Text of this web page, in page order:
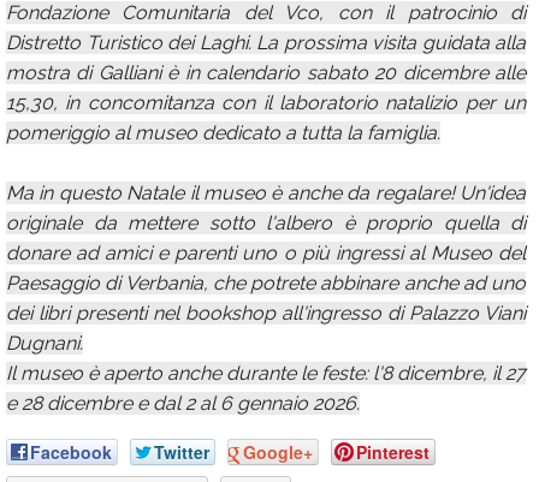
Fondazione Comunitaria del Vco, con il patrocinio di
Distretto Turistico dei Laghi. La prossima visita guidata alla
mostra di Galliani è in calendario sabato 20 dicembre alle
15,30, in concomitanza con il laboratorio natalizio per un
pomeriggio al museo dedicato a tutta la famiglia.
Ma in questo Natale il museo è anche da regalare! Un'idea
originale da mettere sotto l'albero è proprio quella di
donare ad amici e parenti uno o più ingressi al Museo del
Paesaggio di Verbania, che potrete abbinare anche ad uno
dei libri presenti nel bookshop all'ingresso di Palazzo Viani
Dugnani.
Il museo è aperto anche durante le feste: l'8 dicembre, il 27
e 28 dicembre e dal 2 al 6 gennaio 2026.
Facebook Twitter Google+ Pinterest